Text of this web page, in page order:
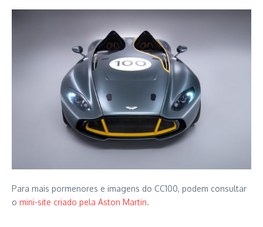
Para mais pormenores e imagens do CC100, podem consultar
o mini-site criado pela Aston Martin.